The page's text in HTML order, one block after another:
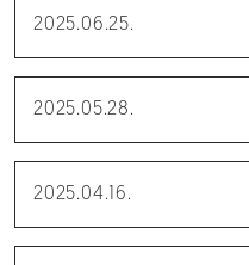
2025.06.25.
2025.05.28.
2025.04.16.